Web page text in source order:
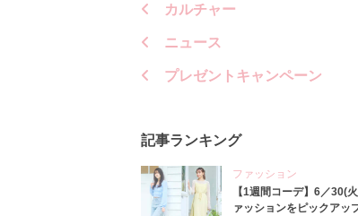
カルチャー
ニュース
プレゼントキャンペーン
記事ランキング
ファッション
【1週間コーデ】6／30(
ァッションをピックアッ